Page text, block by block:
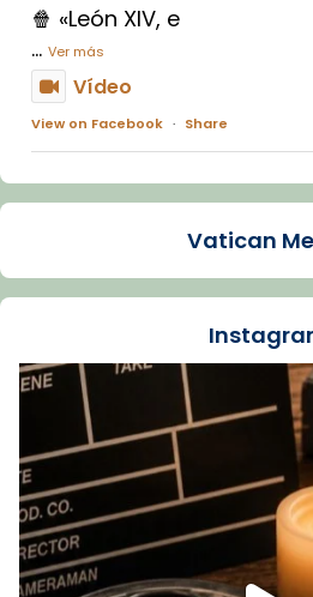
🍿 «León XIV, e
... Ver más
Vídeo
View on Facebook · Share
Arquebisbat de
La Carmina va patir
dos mesos, a l'Estadi
Recupera l'entrevista
tican News 👇
www.vaticannews.va/es/
07/carmina-historia-
espana-testimoni...
Foto
Vatican